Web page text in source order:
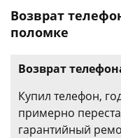
Возврат
поломке
Возврат
Купил телефон,
примерно
гарантийный